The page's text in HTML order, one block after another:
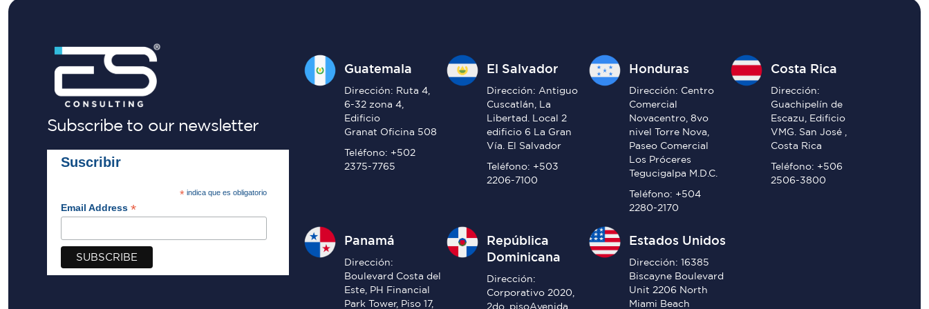
Subscribe to our newsletter
Suscribir
*indica que es obligatorio
Email Address *
Guatemala
Dirección: Ruta 4,
6-32 zona 4,
Edificio
Granat Oficina 508
Teléfono: +502
2375-7765
El Salvador
Dirección: Antiguo
Cuscatlán, La
Libertad. Local 2
edificio 6 La Gran
Vía. El Salvador
Teléfono: +503
2206-7100
Honduras
Dirección: Centro
Comercial
Novacentro, 8vo
nivel Torre Nova,
Paseo Comercial
Los Próceres
Tegucigalpa M.D.C.
Teléfono: +504
2280-2170
Costa Rica
Dirección:
Guachipelín de
Escazu, Edificio
VMG. San José ,
Costa Rica
Teléfono: +506
2506-3800
Panamá
Dirección:
Boulevard Costa del
Este, PH Financial
Park Tower, Piso 17,
República
Dominicana
Dirección:
Corporativo 2020,
2do. pisoAvenida
Estados Unidos
Dirección: 16385
Biscayne Boulevard
Unit 2206 North
Miami Beach